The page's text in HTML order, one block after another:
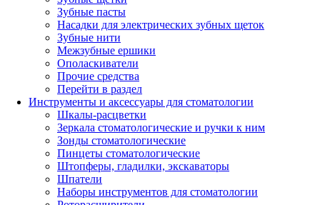
Зубные пасты
Насадки для электрических зубных щеток
Зубные нити
Межзубные ершики
Ополаскиватели
Прочие средства
Перейти в раздел
Инструменты и аксессуары для стоматологии
Шкалы-расцветки
Зеркала стоматологические и ручки к ним
Зонды стоматологические
Пинцеты стоматологические
Штопферы, гладилки, экскаваторы
Шпатели
Наборы инструментов для стоматологии